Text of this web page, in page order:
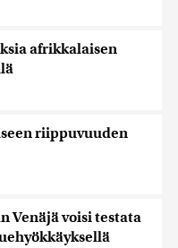
afrikkalaisen
riippuvuuden
Venäjä voisi testata